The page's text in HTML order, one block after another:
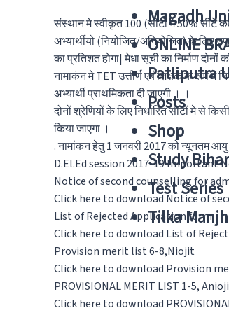
Magadh
ONLINE
Patliputra
Posts
Shop
Study Bihar
Test Series
Tilka
संस्थान मे स्वीकृत 100 (सीटों मे 50% सीटे
अभ्यार्थीयो (नियोजित/अनियोजित) के लिए
का प्रतिशत होगा| मेधा सूची का निर्माण
नामाकंन मे TET उत्तीर्ण एबं शिक्षक के रूप मे
अभ्यार्थी प्राथमिकता दी जाएगी । ।
दोनों श्रेणियों के लिए निर्धारित सीटों मे से
किया जाएगा ।
. नामांकन हेतु 1 जनवरी 2017 को न्यूनतम आयु
D.El.Ed session 2017-19 Important
Notice of second counselling for
Click here to download Notice of
List of Rejected Application form
Click here to download List of
Provision merit list 6-8,Niojit
Click here to download Provision
PROVISIONAL MERIT LIST 1-5,
Click here to download